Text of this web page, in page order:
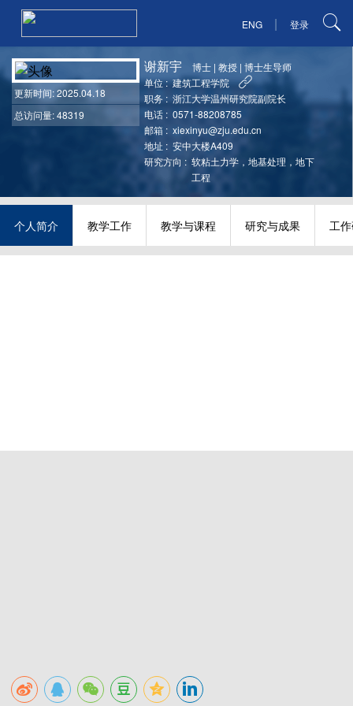
ENG | 登录
更新时间: 2025.04.18
总访问量: 48319
谢新宇 博士 |教授 |博士生导师
单位 : 建筑工程学院
职务 : 浙江大学温州研究院副院长
电话 : 0571-88208785
邮箱 : xiexinyu@zju.edu.cn
地址 : 安中大楼A409
研究方向 : 软粘土力学，地基处理，地下
工程
个人简介 教学工作 教学与课程 研究与成果 工